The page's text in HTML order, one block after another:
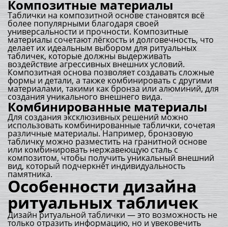
Композитные материалы
Таблички на композитной основе становятся всё
более популярными благодаря своей
универсальности и прочности. Композитные
материалы сочетают лёгкость и долговечность, что
делает их идеальным выбором для ритуальных
табличек, которые должны выдерживать
воздействие агрессивных внешних условий.
Композитная основа позволяет создавать сложные
формы и детали, а также комбинировать с другими
материалами, такими как бронза или алюминий, для
создания уникального внешнего вида.
Комбинированные материалы
Для создания эксклюзивных решений можно
использовать комбинированные таблички, сочетая
различные материалы. Например, бронзовую
табличку можно разместить на гранитной основе
или комбинировать нержавеющую сталь с
композитом, чтобы получить уникальный внешний
вид, который подчеркнёт индивидуальность
памятника.
Особенности дизайна
ритуальных табличек
Дизайн ритуальной таблички — это возможность не
только отразить информацию, но и увековечить